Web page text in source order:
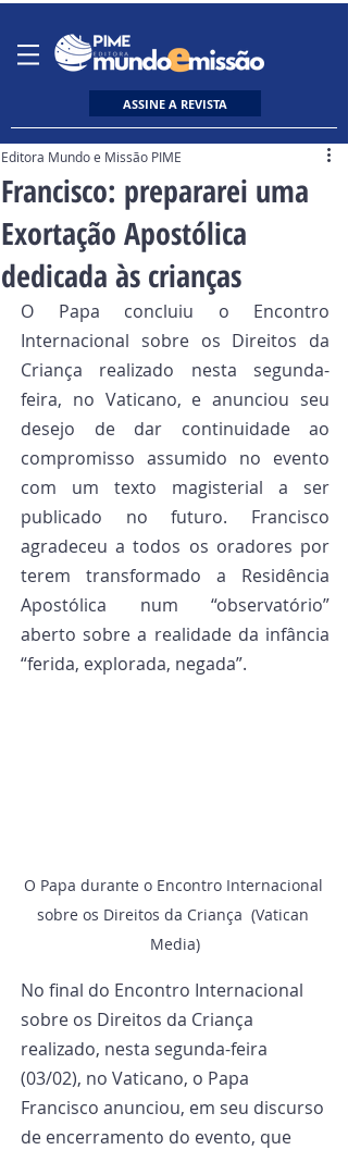
ASSINE A REVISTA
Francisco: prepararei uma
Exortação Apostólica
dedicada às crianças
Editora Mundo e Missão PIME
O Papa concluiu o Encontro
Internacional sobre os Direitos da
Criança realizado nesta segunda-
feira, no Vaticano, e anunciou seu
desejo de dar continuidade ao
compromisso assumido no evento
com um texto magisterial a ser
publicado no futuro. Francisco
agradeceu a todos os oradores por
terem transformado a Residência
Apostólica num “observatório”
aberto sobre a realidade da infância
“ferida, explorada, negada”.
O Papa durante o Encontro Internacional
sobre os Direitos da Criança  (Vatican
Media)
No final do Encontro Internacional
sobre os Direitos da Criança
realizado, nesta segunda-feira
(03/02), no Vaticano, o Papa
Francisco anunciou, em seu discurso
de encerramento do evento, que